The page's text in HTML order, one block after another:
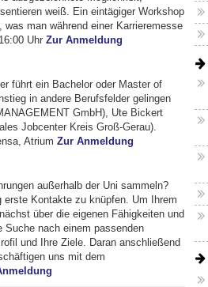
weiß. Ein eintägiger Workshop
man während einer Karrieremesse
Uhr Zur Anmeldung
führt ein Bachelor oder Master of
in andere Berufsfelder gelingen
GmbH), Ute Bickert
Jobcenter Kreis Groß-Gerau).
Atrium Zur Anmeldung
außerhalb der Uni sammeln?
Kontakte zu knüpfen. Um Ihrem
über die eigenen Fähigkeiten und
Suche nach einem passenden
und Ihre Ziele. Daran anschließend
uns mit dem